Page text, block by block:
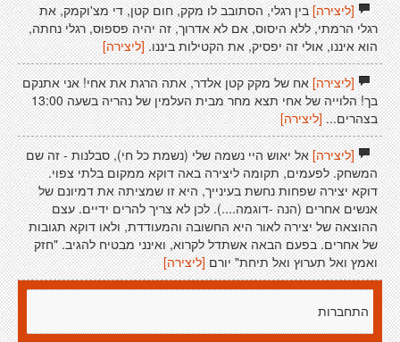
[ליצירה]בין רגלי, הסתובב לו מקק, חום קטן, די מצ'וקמק, את
רגלי הרמתי, ללא היסוס, אם לא אדרוך, זה יהיה פספוס, רגלי נחתה,
הוא איננו, אולי זה יפסיק, את הקטילות ביננו.[ליצירה]
[ליצירה]אח של מקק קטן אלדר, אתה הרגת את אחי! אני אתנקם
בך! הלוייה של אחי תצא מחר מבית העלמין של נהריה בשעה 13:00
בצהרים... [ליצירה]
[ליצירה]אל יאוש היי נשמה שלי (נשמת כל חי), סבלנות - זה שם
המשחק. לפעמים, תקומה ליצירה באה דוקא ממקום בלתי צפוי.
דוקא יצירה שפחות נחשת בעינייך, היא זו שמציתה את דמיונם של
אנשים אחרים (הנה -דוגמה....). לכן לא צריך להרים ידיים. עצם
ההוצאה של יצירה לאור היא החשובה והמעודדת, ולאו דוקא תגובות
של אחרים. בפעם הבאה אשתדל לקרוא, ואינני מבטיח להגיב. "חזק
ואמץ ואל תערוץ ואל תיחת" יורם[ליצירה]
התחברות